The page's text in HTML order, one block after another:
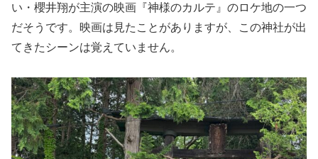
い・櫻井翔が主演の映画『神様のカルテ』のロケ地の一つ
だそうです。映画は見たことがありますが、この神社が出
てきたシーンは覚えていません。